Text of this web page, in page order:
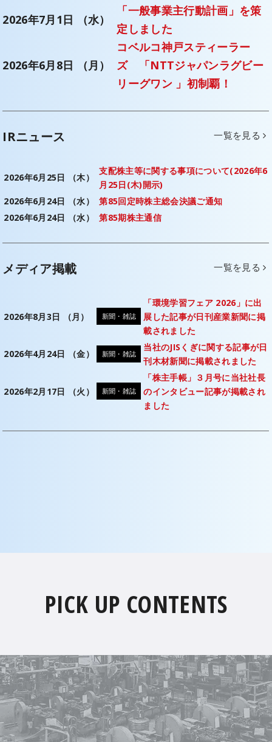
2026年7月1日 （水）
「一般事業主行動計画」を策
定しました
2026年6月8日 （月）
コベルコ神戸スティーラー
ズ 「NTTジャパンラグビー
リーグワン 」初制覇！
IRニュース 一覧を見る
2026年6月25日 （木）
支配株主等に関する事項について(2026年6
月25日(木)開示)
2026年6月24日 （水）
第85回定時株主総会決議ご通知
2026年6月24日 （水）
第85期株主通信
メディア掲載 一覧を見る
2026年8月3日 （月） 新聞・雑誌
「環境学習フェア 2026」に出
展した記事が日刊産業新聞に掲
載されました
2026年4月24日 （金）
新聞・雑誌
当社のJISくぎに関する記事が日
刊木材新聞に掲載されました
2026年2月17日 （火） 新聞・雑誌
「株主手帳」３月号に当社社長
のインタビュー記事が掲載され
ました
PICK UP CONTENTS